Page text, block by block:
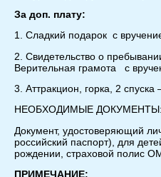
За доп. плату:
1. Сладкий подарок с
2. Свидетельство о
Верительная грамота с
3. Аттракцион, горка, 2 спуска
НЕОБХОДИМЫЕ ДОКУМЕНТЫ:
Документ, удостоверяющий
российский паспорт), для
рождении, страховой полис
ПРИМЕЧАНИЕ: